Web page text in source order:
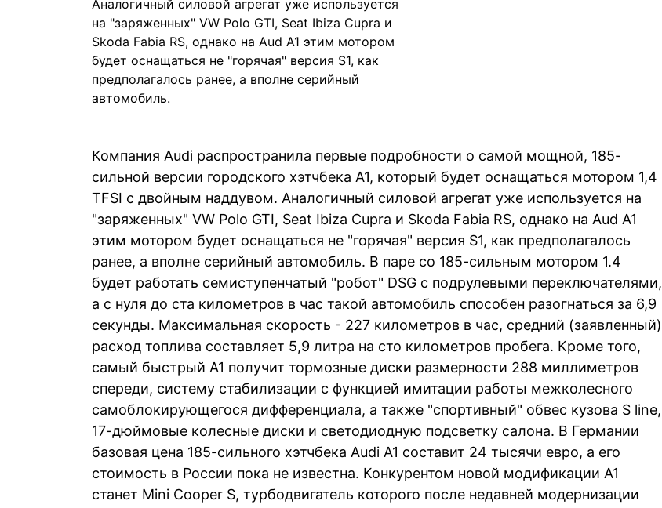
Аналогичный силовой агрегат уже используется
на "заряженных" VW Polo GTI, Seat Ibiza Cupra и
Skoda Fabia RS, однако на Aud A1 этим мотором
будет оснащаться не "горячая" версия S1, как
предполагалось ранее, а вполне серийный
автомобиль.
Компания Audi распространила первые подробности о самой мощной, 185-
сильной версии городского хэтчбека A1, который будет оснащаться мотором 1,4
TFSI с двойным наддувом. Аналогичный силовой агрегат уже используется на
"заряженных" VW Polo GTI, Seat Ibiza Cupra и Skoda Fabia RS, однако на Aud A1
этим мотором будет оснащаться не "горячая" версия S1, как предполагалось
ранее, а вполне серийный автомобиль. В паре со 185-сильным мотором 1.4
будет работать семиступенчатый "робот" DSG с подрулевыми переключателями,
а с нуля до ста километров в час такой автомобиль способен разогнаться за 6,9
секунды. Максимальная скорость - 227 километров в час, средний (заявленный)
расход топлива составляет 5,9 литра на сто километров пробега. Кроме того,
самый быстрый A1 получит тормозные диски размерности 288 миллиметров
спереди, систему стабилизации с функцией имитации работы межколесного
самоблокирующегося дифференциала, а также "спортивный" обвес кузова S linе,
17-дюймовые колесные диски и светодиодную подсветку салона. В Германии
базовая цена 185-сильного хэтчбека Audi A1 составит 24 тысячи евро, а его
стоимость в России пока не известна. Конкурентом новой модификации А1
станет Mini Cooper S, турбодвигатель которого после недавней модернизации